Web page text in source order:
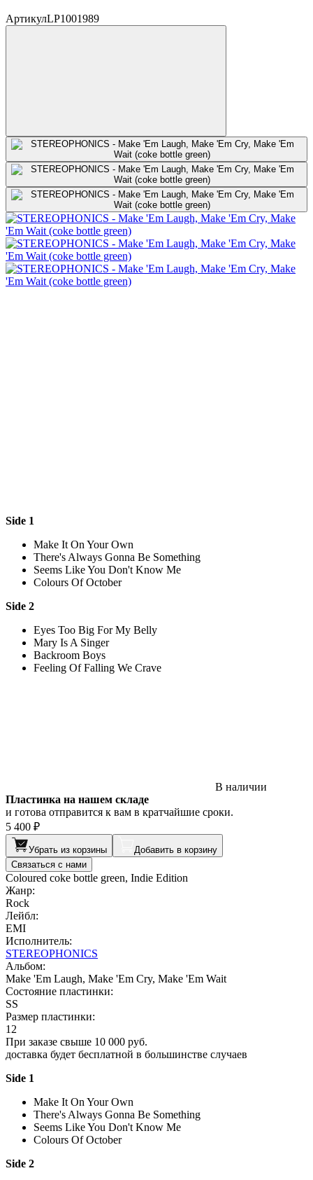
АртикулLP1001989
Side 1
Make It On Your Own
There's Always Gonna Be Something
Seems Like You Don't Know Me
Colours Of October
Side 2
Eyes Too Big For My Belly
Mary Is A Singer
Backroom Boys
Feeling Of Falling We Crave
В наличии
Пластинка на нашем складе
и готова отправится к вам в кратчайшие сроки.
5 400 ₽
Убрать из корзины
Добавить в корзину
Связаться с нами
Coloured coke bottle green, Indie Edition
Жанр:
Rock
Лейбл:
EMI
Исполнитель:
STEREOPHONICS
Альбом:
Make 'Em Laugh, Make 'Em Cry, Make 'Em Wait
Состояние пластинки:
SS
Размер пластинки:
12
При заказе свыше 10 000 руб.
доставка будет бесплатной в большинстве случаев
Side 1
Make It On Your Own
There's Always Gonna Be Something
Seems Like You Don't Know Me
Colours Of October
Side 2